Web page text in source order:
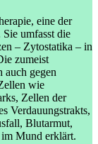
eine der
umfasst die
– Zytostatika – in
zumeist
auch gegen
wie
Zellen der
Verdauungstrakts,
Blutarmut,
Mund erklärt.